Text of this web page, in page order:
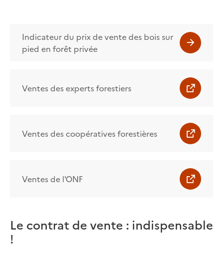
Indicateur du prix de vente des bois sur
pied en forêt privée
Ventes des experts forestiers
Ventes des coopératives forestières
Ventes de l'ONF
Le contrat de vente : indispensable
!